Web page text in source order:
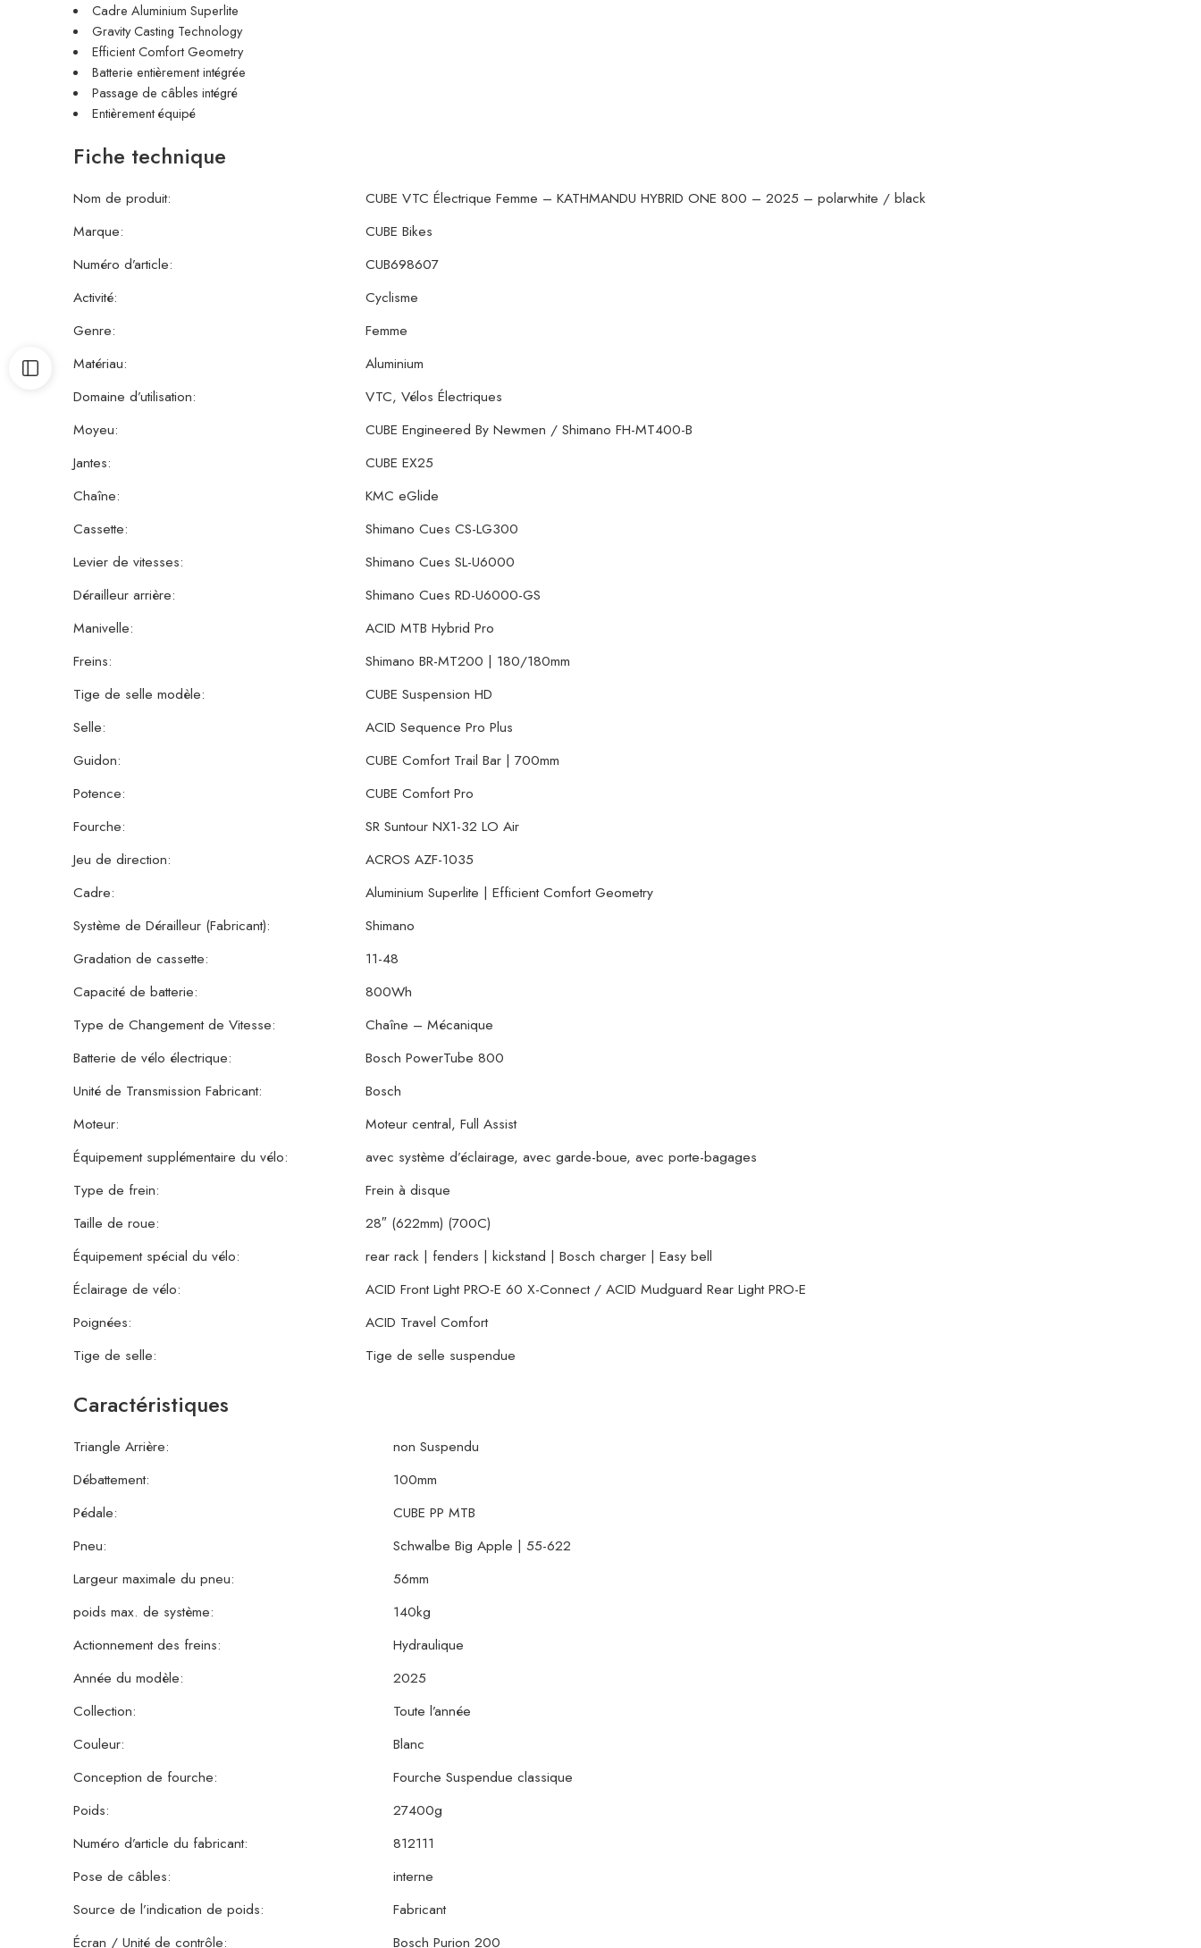
Cadre Aluminium Superlite
Gravity Casting Technology
Efficient Comfort Geometry
Batterie entièrement intégrée
Passage de câbles intégré
Entièrement équipé
Fiche technique
Nom de produit:
CUBE VTC Électrique Femme – KATHMANDU HYBRID ONE 800 – 2025 – polarwhite / black
Marque:
CUBE Bikes
Numéro d’article:
CUB698607
Activité:
Cyclisme
Genre:
Femme
Matériau:
Aluminium
Domaine d’utilisation:
VTC, Vélos Électriques
Moyeu:
CUBE Engineered By Newmen / Shimano FH-MT400-B
Jantes:
CUBE EX25
Chaîne:
KMC eGlide
Cassette:
Shimano Cues CS-LG300
Levier de vitesses:
Shimano Cues SL-U6000
Dérailleur arrière:
Shimano Cues RD-U6000-GS
Manivelle:
ACID MTB Hybrid Pro
Freins:
Shimano BR-MT200 | 180/180mm
Tige de selle modèle:
CUBE Suspension HD
Selle:
ACID Sequence Pro Plus
Guidon:
CUBE Comfort Trail Bar | 700mm
Potence:
CUBE Comfort Pro
Fourche:
SR Suntour NX1-32 LO Air
Jeu de direction:
ACROS AZF-1035
Cadre:
Aluminium Superlite | Efficient Comfort Geometry
Système de Dérailleur (Fabricant):
Shimano
Gradation de cassette:
11-48
Capacité de batterie:
800Wh
Type de Changement de Vitesse:
Chaîne – Mécanique
Batterie de vélo électrique:
Bosch PowerTube 800
Unité de Transmission Fabricant:
Bosch
Moteur:
Moteur central, Full Assist
Équipement supplémentaire du vélo:
avec système d’éclairage, avec garde-boue, avec porte-bagages
Type de frein:
Frein à disque
Taille de roue:
28″ (622mm) (700C)
Équipement spécial du vélo:
rear rack | fenders | kickstand | Bosch charger | Easy bell
Éclairage de vélo:
ACID Front Light PRO-E 60 X-Connect / ACID Mudguard Rear Light PRO-E
Poignées:
ACID Travel Comfort
Tige de selle:
Tige de selle suspendue
Caractéristiques
Triangle Arrière:
non Suspendu
Débattement:
100mm
Pédale:
CUBE PP MTB
Pneu:
Schwalbe Big Apple | 55-622
Largeur maximale du pneu:
56mm
poids max. de système:
140kg
Actionnement des freins:
Hydraulique
Année du modèle:
2025
Collection:
Toute l’année
Couleur:
Blanc
Conception de fourche:
Fourche Suspendue classique
Poids:
27400g
Numéro d’article du fabricant:
812111
Pose de câbles:
interne
Source de l’indication de poids:
Fabricant
Écran / Unité de contrôle:
Bosch Purion 200